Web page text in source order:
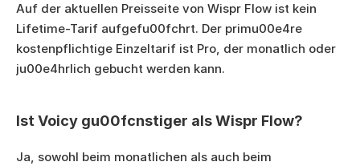
Auf der aktuellen Preisseite von Wispr Flow ist kein
Lifetime-Tarif aufgefu00fchrt. Der primu00e4re
kostenpflichtige Einzeltarif ist Pro, der monatlich oder
ju00e4hrlich gebucht werden kann.
Ist Voicy gu00fcnstiger als Wispr Flow?
Ja, sowohl beim monatlichen als auch beim